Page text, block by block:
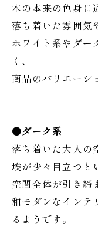
木の本来の色身に
落ち着いた雰囲気
ホワイト系やダー
く、
商品のバリエー
●ダーク系
落ち着いた大人の
埃が少々目立つと
空間全体が引き締
和モダンなインテ
るようです。